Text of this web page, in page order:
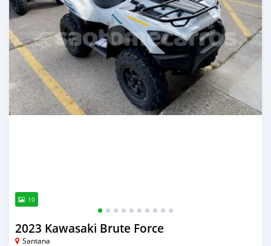
10
2023 Kawasaki Brute Force
Santana